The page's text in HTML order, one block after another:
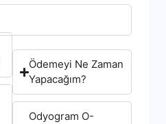
Ödemeyi Ne Zaman
Yapacağım?
Odyogram O-